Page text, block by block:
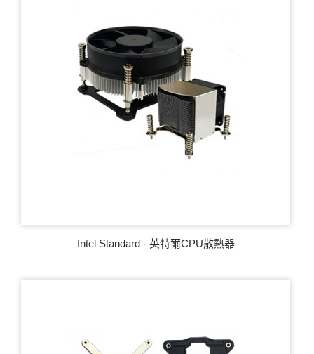
Intel Standard - 英特爾CPU散熱器